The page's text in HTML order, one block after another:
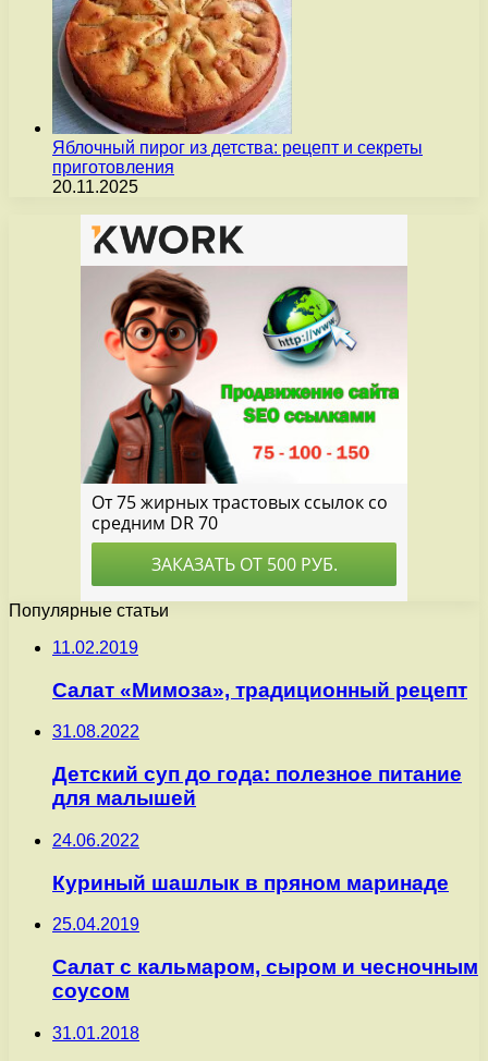
Яблочный пирог из детства: рецепт и секреты
приготовления
20.11.2025
Популярные статьи
11.02.2019
Салат «Мимоза», традиционный рецепт
31.08.2022
Детский суп до года: полезное питание
для малышей
24.06.2022
Куриный шашлык в пряном маринаде
25.04.2019
Салат с кальмаром, сыром и чесночным
соусом
31.01.2018